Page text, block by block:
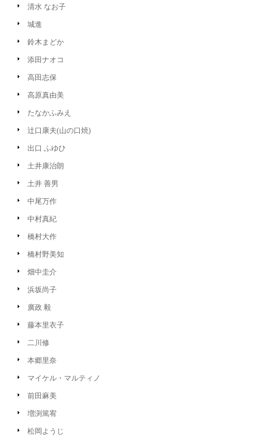
清水 なお子
城進
鈴木まどか
添田ナオコ
高田志保
高原真由美
たなかふみえ
辻口康夫(山の口焼)
出口 ふゆひ
土井康治朗
土井 善男
中尾万作
中村真紀
橋村大作
橋村野美知
畑中圭介
浜坂尚子
廣政 毅
藤本里衣子
二川修
本郷里奈
マイケル・マルティノ
前田麻美
増渕篤宥
松岡ようじ